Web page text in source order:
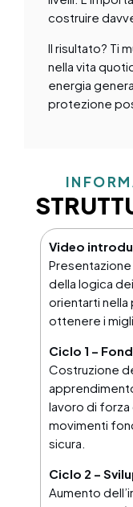
costruire
Il risultato? Ti
nella vita
energia
protezione
Video
della logica
orientarti nella
ottenere i
Ciclo 1 –
Costruzione
lavoro di forza
movimenti
sicura.
Ciclo 2 –
Aumento